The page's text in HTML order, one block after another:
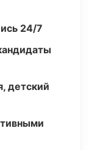
24/7
детский